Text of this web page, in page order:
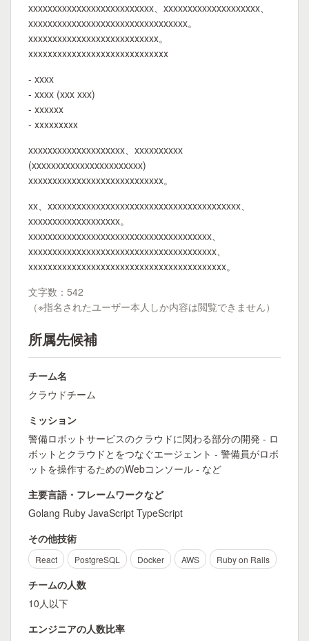
xxxxxxxxxxxxxxxxxxxxxxxxxx、xxxxxxxxxxxxxxxxxxxx、
xxxxxxxxxxxxxxxxxxxxxxxxxxxxxxxxx。
xxxxxxxxxxxxxxxxxxxxxxxxxxx。
xxxxxxxxxxxxxxxxxxxxxxxxxxxxx
- xxxx
- xxxx (xxx xxx)
- xxxxxx
- xxxxxxxxx
xxxxxxxxxxxxxxxxxxxx、xxxxxxxxxx
(xxxxxxxxxxxxxxxxxxxxxxx)
xxxxxxxxxxxxxxxxxxxxxxxxxxxx。
xx、xxxxxxxxxxxxxxxxxxxxxxxxxxxxxxxxxxxxxxxx、
xxxxxxxxxxxxxxxxxxx。
xxxxxxxxxxxxxxxxxxxxxxxxxxxxxxxxxxxxxx、
xxxxxxxxxxxxxxxxxxxxxxxxxxxxxxxxxxxxxxx、
xxxxxxxxxxxxxxxxxxxxxxxxxxxxxxxxxxxxxxxxx。
文字数：542
（※指名されたユーザー本人しか内容は閲覧できません）
所属先候補
チーム名
クラウドチーム
ミッション
警備ロボットサービスのクラウドに関わる部分の開発 - ロ
ボットとクラウドとをつなぐエージェント - 警備員がロボ
ットを操作するためのWebコンソール - など
主要言語・フレームワークなど
Golang Ruby JavaScript TypeScript
その他技術
React PostgreSQL Docker AWS Ruby on Rails
チームの人数
10人以下
エンジニアの人数比率